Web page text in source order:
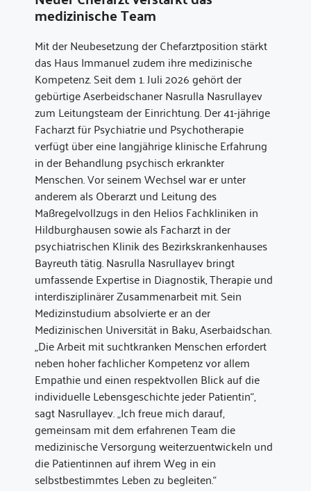
medizinische Team
Mit der Neubesetzung der Chefarztposition stärkt
das Haus Immanuel zudem ihre medizinische
Kompetenz. Seit dem 1. Juli 2026 gehört der
gebürtige Aserbeidschaner Nasrulla Nasrullayev
zum Leitungsteam der Einrichtung. Der 41-jährige
Facharzt für Psychiatrie und Psychotherapie
verfügt über eine langjährige klinische Erfahrung
in der Behandlung psychisch erkrankter
Menschen. Vor seinem Wechsel war er unter
anderem als Oberarzt und Leitung des
Maßregelvollzugs in den Helios Fachkliniken in
Hildburghausen sowie als Facharzt in der
psychiatrischen Klinik des Bezirkskrankenhauses
Bayreuth tätig. Nasrulla Nasrullayev bringt
umfassende Expertise in Diagnostik, Therapie und
interdisziplinärer Zusammenarbeit mit. Sein
Medizinstudium absolvierte er an der
Medizinischen Universität in Baku, Aserbaidschan.
„Die Arbeit mit suchtkranken Menschen erfordert
neben hoher fachlicher Kompetenz vor allem
Empathie und einen respektvollen Blick auf die
individuelle Lebensgeschichte jeder Patientin“,
sagt Nasrullayev. „Ich freue mich darauf,
gemeinsam mit dem erfahrenen Team die
medizinische Versorgung weiterzuentwickeln und
die Patientinnen auf ihrem Weg in ein
selbstbestimmtes Leben zu begleiten.“